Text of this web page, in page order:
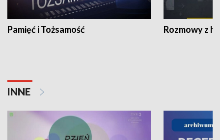
Pamięć i Tożsamość Rozmowy z
INNE